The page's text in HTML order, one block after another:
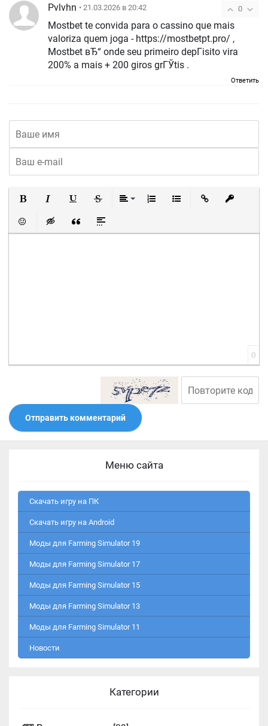
0
Pvlvhn • 21.03.2026 в 20:42
Mostbet te convida para o cassino que mais
valoriza quem joga - https://mostbetpt.pro/ ,
Mostbet вЂ“ onde seu primeiro depГіsito vira
200% a mais + 200 giros grГЎtis .
Ответить
Вставить смайлик
Вставка скрытого текста
Вставка цитаты
Вставка спойлера
0
Отправить комментарий
Меню сайта
Скачать игру на ПК
Скачать игру на Android
Моды для Farming Simulator 19
Моды для Farming Simulator 17
Моды для Farming Simulator 15
Моды для Farming Simulator 13
Моды для Farming Simulator 11
Новости
Категории